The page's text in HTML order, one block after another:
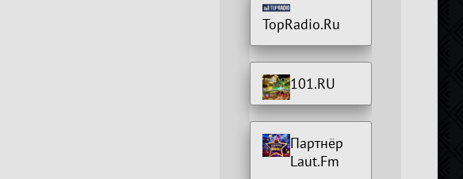
TopRadio.Ru
101.RU
Партнёр
Laut.Fm